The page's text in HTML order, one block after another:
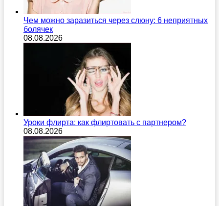
Чем можно заразиться через слюну: 6 неприятных
болячек
08.08.2026
Уроки флирта: как флиртовать с партнером?
08.08.2026